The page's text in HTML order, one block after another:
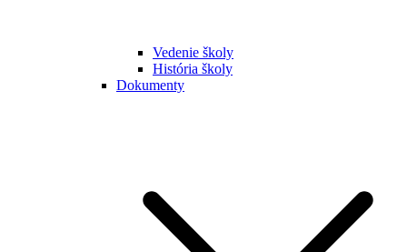
Vedenie školy
História školy
Dokumenty